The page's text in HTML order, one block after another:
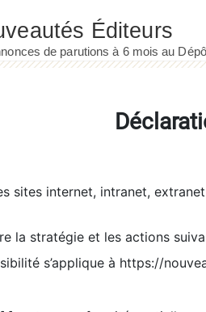
sites internet, intranet,
la stratégie et les actions
s’applique à https://